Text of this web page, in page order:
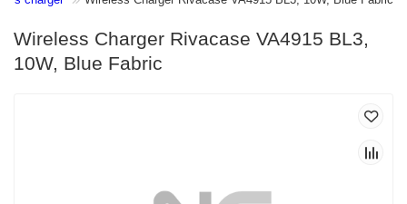
Wireless Charger Rivacase VA4915 BL3,
10W, Blue Fabric